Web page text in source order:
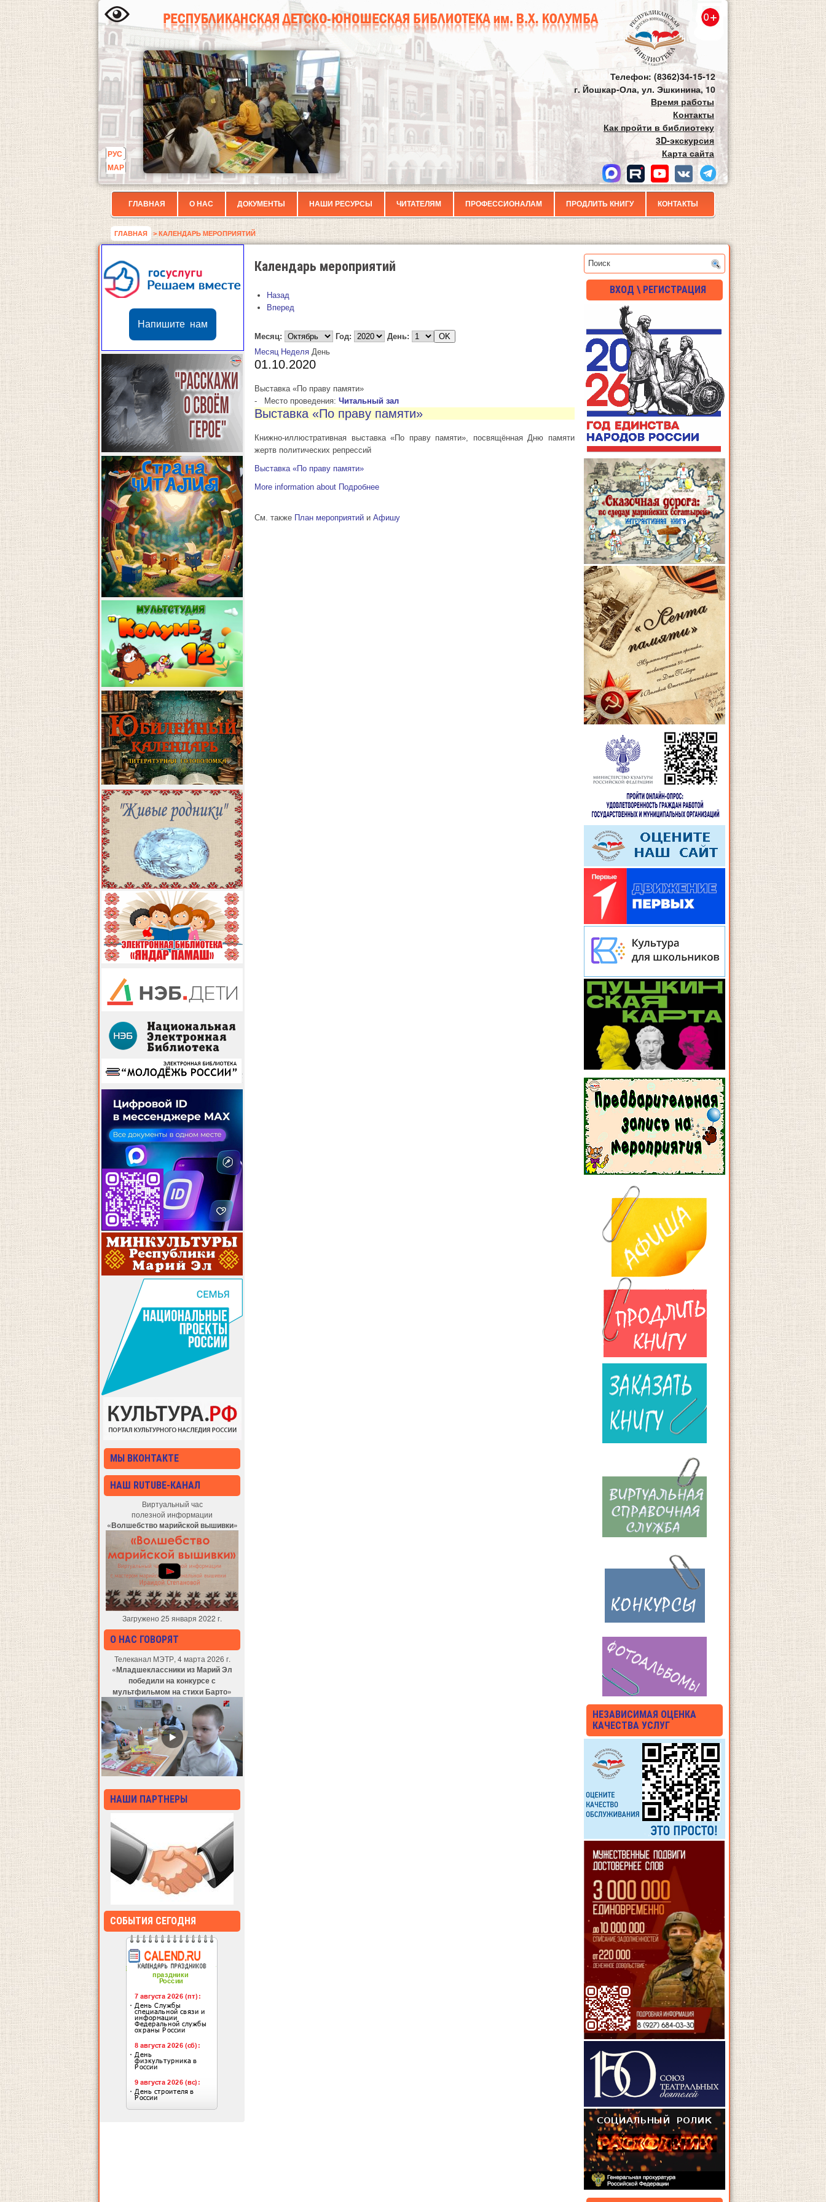
РУС
МАР
Телефон: (8362)34-15-12
г. Йошкар-Ола, ул. Эшкинина, 10
Время работы
Контакты
Как пройти в библиотеку
3D-экскурсия
Карта сайта
ГЛАВНАЯ О НАС ДОКУМЕНТЫ НАШИ РЕСУРСЫ ЧИТАТЕЛЯМ ПРОФЕССИОНАЛАМ ПРОДЛИТЬ КНИГУ КОНТАКТЫ
ГЛАВНАЯ > КАЛЕНДАРЬ МЕРОПРИЯТИЙ
Напишите нам
МЫ ВКОНТАКТЕ
НАШ RUTUBE-КАНАЛ
Виртуальный час
полезной информации
«Волшебство марийской вышивки»
Загружено 25 января 2022 г.
О НАС ГОВОРЯТ
Телеканал МЭТР, 4 марта 2026 г.
«Младшеклассники из Марий Эл
победили на конкурсе с
мультфильмом на стихи Барто»
НАШИ ПАРТНЕРЫ
СОБЫТИЯ СЕГОДНЯ
Календарь мероприятий
Назад
Вперед
Месяц: Год:
День:
Месяц Неделя День
01.10.2020
Выставка «По праву памяти»
-
Место проведения: Читальный зал
Выставка «По праву памяти»
Книжно-иллюстративная выставка «По праву памяти», посвящённая Дню памяти
жертв политических репрессий
Выставка «По праву памяти»
More information about Подробнее
См. также План мероприятий и Афишу
ВХОД \ РЕГИСТРАЦИЯ
НЕЗАВИСИМАЯ ОЦЕНКА
КАЧЕСТВА УСЛУГ